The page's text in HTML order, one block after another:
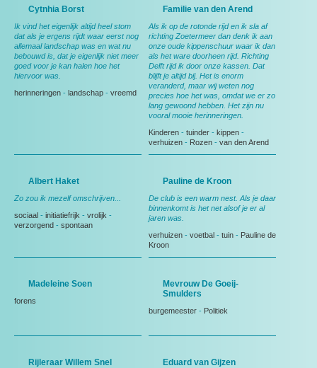
Cytnhia Borst
Ik vind het eigenlijk altijd heel stom
dat als je ergens rijdt waar eerst nog
allemaal landschap was en wat nu
bebouwd is, dat je eigenlijk niet meer
goed voor je kan halen hoe het
hiervoor was.
herinneringen - landschap - vreemd
Familie van den Arend
Als ik op de rotonde rijd en ik sla af
richting Zoetermeer dan denk ik aan
onze oude kippenschuur waar ik dan
als het ware doorheen rijd. Richting
Delft rijd ik door onze kassen. Dat
blijft je altijd bij. Het is enorm
veranderd, maar wij weten nog
precies hoe het was, omdat we er zo
lang gewoond hebben. Het zijn nu
vooral mooie herinneringen.
Kinderen - tuinder - kippen -
verhuizen - Rozen - van den Arend
Albert Haket
Zo zou ik mezelf omschrijven...
sociaal - initiatiefrijk - vrolijk -
verzorgend - spontaan
Pauline de Kroon
De club is een warm nest. Als je daar
binnenkomt is het net alsof je er al
jaren was.
verhuizen - voetbal - tuin - Pauline de
Kroon
Madeleine Soen
forens
Mevrouw De Goeij-
Smulders
burgemeester - Politiek
Rijleraar Willem Snel Eduard van Gijzen